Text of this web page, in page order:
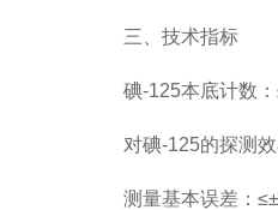
三、技术指标
碘-125本底计数
对碘-125的探测
测量基本误差：≤±